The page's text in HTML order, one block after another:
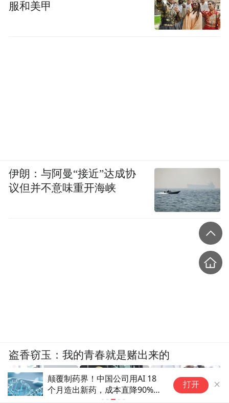
颠覆制药界！中国公司用AI 18
个月造出新药，成本直降90%太
打开
服和美甲
伊朗：与阿曼“接近”达成协
议但并不意味重开海峡
盗香窃玉：我的青春就是赌出来的